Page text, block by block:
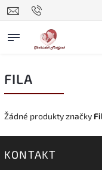
FILA
Žádné produkty značky
KONTAKT